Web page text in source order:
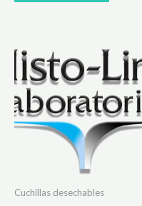
Cuchillas desechables